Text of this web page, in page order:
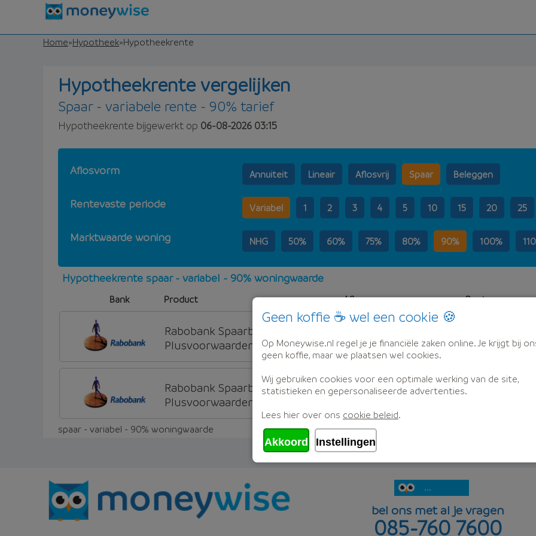
Home»Hypotheek»Hypotheekrente
Hypotheekrente vergelijken
Spaar - variabele rente - 90% tarief
Hypotheekrente bijgewerkt op 06-08-2026 03:15
Aflosvorm Annuiteit Lineair Aflosvrij Spaar Beleggen
Rentevaste periode Variabel 1 2 3 4 5 10 15 20 25
Marktwaarde woning NHG 50% 60% 75% 80% 90% 100%
Hypotheekrente spaar - variabel - 90% woningwaarde
Bank Product Aflosvorm Rente
Rabobank Spaarbank
Plusvoorwaarden (Incl. Korting)
4,09%
Rabobank Spaarbank
Plusvoorwaarden
spaar 4,09%
spaar - variabel - 90% woningwaarde
...
bel ons met al je vragen
085-760 7600
Geen koffie ☕ wel een cookie 🍪
Op Moneywise.nl regel je je financiële zaken online. Je krijgt bij
geen koffie, maar we plaatsen wel cookies.
Wij gebruiken cookies voor een optimale werking van de site,
statistieken en gepersonaliseerde advertenties.
Lees hier over ons cookie beleid.
Akkoord Instellingen